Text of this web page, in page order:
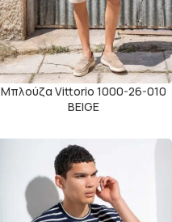
Μπλούζα Vittorio 1000-26-010
BEIGE